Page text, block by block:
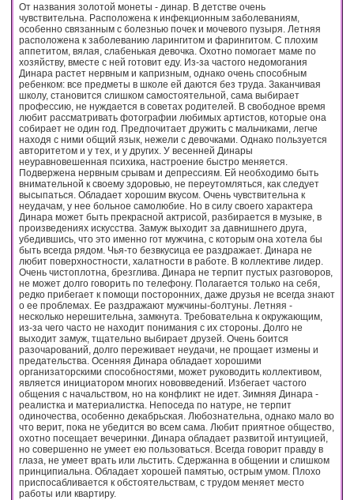
От названия золотой монеты - динар. В детстве очень
чувствительна. Расположена к инфекционным заболеваниям,
особенно связанным с болезнью почек и мочевого пузыря. Летняя
расположена к заболеванию ларингитом и фарингитом. С плохим
аппетитом, вялая, слабенькая девочка. Охотно помогает маме по
хозяйству, вместе с ней готовит еду. Из-за частого недомогания
Динара растет нервным и капризным, однако очень способным
ребенком: все предметы в школе ей даются без труда. Заканчивая
школу, становится слишком самостоятельной, сама выбирает
профессию, не нуждается в советах родителей. В свободное время
любит рассматривать фотографии любимых артистов, которые она
собирает не один год. Предпочитает дружить с мальчиками, легче
находя с ними общий язык, нежели с девочками. Однако пользуется
авторитетом и у тех, и у других. У весенней Динары
неуравновешенная психика, настроение быстро меняется.
Подвержена нервным срывам и депрессиям. Ей необходимо быть
внимательной к своему здоровью, не переутомляться, как следует
высыпаться. Обладает хорошим вкусом. Очень чувствительна к
неудачам, у нее больное самолюбие. Но в силу своего характера
Динара может быть прекрасной актрисой, разбирается в музыке, в
произведениях искусства. Замуж выходит за давнишнего друга,
убедившись, что это именно гот мужчина, с которым она хотела бы
быть всегда рядом. Чья-то безвкусица ее раздражает. Динара не
любит поверхностности, халатности в работе. В коллективе лидер.
Очень чистоплотна, брезглива. Динара не терпит пустых разговоров,
не может долго говорить по телефону. Полагается только на себя,
редко прибегает к помощи посторонних, даже друзья не всегда знают
о ее проблемах. Ее раздражают мужчины-болтуны. Летняя -
несколько нерешительна, замкнута. Требовательна к окружающим,
из-за чего часто не находит понимания с их стороны. Долго не
выходит замуж, тщательно выбирает друзей. Очень боится
разочарований, долго переживает неудачи, не прощает измены и
предательства. Осенняя Динара обладает хорошими
организаторскими способностями, может руководить коллективом,
является инициатором многих нововведений. Избегает частого
общения с начальством, но на конфликт не идет. Зимняя Динара -
реалистка и материалистка. Непоседа по натуре, не терпит
одиночества, особенно декабрьская. Любознательна, однако мало во
что верит, пока не убедится во всем сама. Любит приятное общество,
охотно посещает вечеринки. Динара обладает развитой интуицией,
но совершенно не умеет ею пользоваться. Всегда говорит правду в
глаза, не умеет врать или льстить. Сдержанна в общении и слишком
принципиальна. Обладает хорошей памятью, острым умом. Плохо
приспосабливается к обстоятельствам, с трудом меняет место
работы или квартиру.